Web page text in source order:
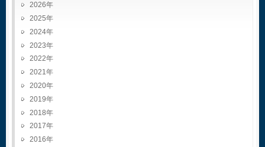
2026
2025
2024
2023
2022
2021
2020
2019
2018
2017
2016